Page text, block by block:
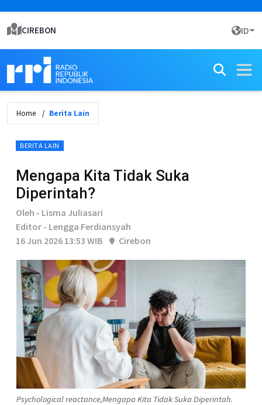
CIREBON ID
Home Berita Lain
BERITA LAIN
Mengapa Kita Tidak Suka
Diperintah?
Oleh - Lisma Juliasari
Editor - Lengga Ferdiansyah
16 Jun 2026 13:53 WIB
Cirebon
Psychological reactance,Mengapa Kita Tidak Suka Diperintah.